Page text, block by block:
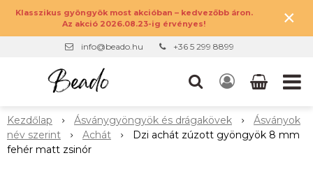
Klasszikus gyöngyök most akcióban – kedvezőbb áron.
Az akció 2026.08.23-ig érvényes!
×
info@beado.hu +36 5 299 8899
Kezdőlap Ásványgyöngyök és drágakövek
Ásványok
név szerint
Achát
Dzi achát zúzott gyöngyök 8 mm
fehér matt zsinór